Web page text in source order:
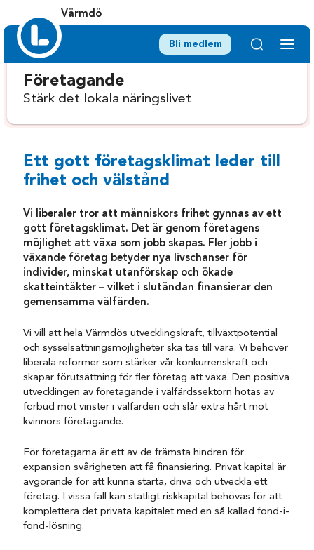
Värmdö
Bli medlem
Företagande
Stärk det lokala näringslivet
Ett gott företagsklimat leder till
frihet och välstånd
Vi liberaler tror att människors frihet gynnas av ett
gott företagsklimat. Det är genom företagens
möjlighet att växa som jobb skapas. Fler jobb i
växande företag betyder nya livschanser för
individer, minskat utanförskap och ökade
skatteintäkter – vilket i slutändan finansierar den
gemensamma välfärden.
Vi vill att hela Värmdös utvecklingskraft, tillväxtpotential
och sysselsättningsmöjligheter ska tas till vara. Vi behöver
liberala reformer som stärker vår konkurrenskraft och
skapar förutsättning för flerföretag att växa. Den positiva
utvecklingen av företagande i välfärdssektorn hotas av
förbud mot vinster i välfärden och slår extra hårt mot
kvinnors företagande.
För företagarna är ett av de främsta hindren för
expansion svårigheten att få finansiering. Privat kapital är
avgörande för att kunna starta, driva och utveckla ett
företag. I vissa fall kan statligt riskkapital behövas för att
komplettera det privata kapitalet med en så kallad fond-i-
fond-lösning.